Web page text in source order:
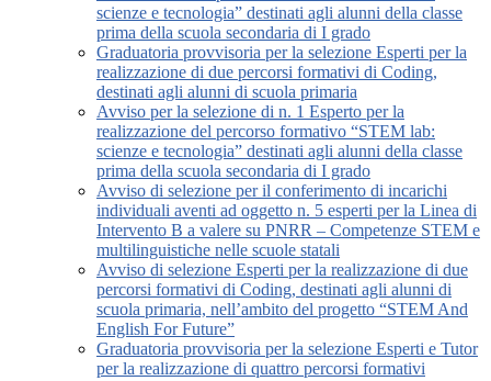
scienze e tecnologia” destinati agli alunni della classe
prima della scuola secondaria di I grado
Graduatoria provvisoria per la selezione Esperti per la
realizzazione di due percorsi formativi di Coding,
destinati agli alunni di scuola primaria
Avviso per la selezione di n. 1 Esperto per la
realizzazione del percorso formativo “STEM lab:
scienze e tecnologia” destinati agli alunni della classe
prima della scuola secondaria di I grado
Avviso di selezione per il conferimento di incarichi
individuali aventi ad oggetto n. 5 esperti per la Linea di
Intervento B a valere su PNRR – Competenze STEM e
multilinguistiche nelle scuole statali
Avviso di selezione Esperti per la realizzazione di due
percorsi formativi di Coding, destinati agli alunni di
scuola primaria, nell’ambito del progetto “STEM And
English For Future”
Graduatoria provvisoria per la selezione Esperti e Tutor
per la realizzazione di quattro percorsi formativi